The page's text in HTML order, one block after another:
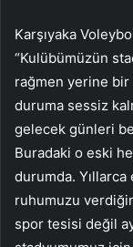
Karşıyaka
“Kulübümüzün
rağmen yerine bir
duruma sessiz
gelecek günleri
Buradaki o eski
durumda.
ruhumuzu
spor tesisi değil